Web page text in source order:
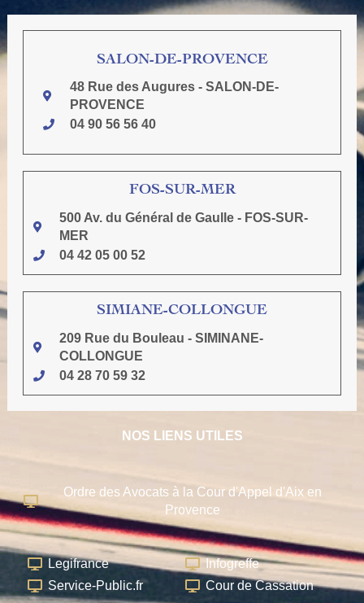
SALON-DE-PROVENCE
48 Rue des Augures - SALON-DE-
PROVENCE
04 90 56 56 40
FOS-SUR-MER
500 Av. du Général de Gaulle - FOS-SUR-
MER
04 42 05 00 52
SIMIANE-COLLONGUE
209 Rue du Bouleau - SIMINANE-
COLLONGUE
04 28 70 59 32
NOS LIENS UTILES
Ordre des Avocats à la Cour d'Appel d'Aix en
Provence
Legifrance
Service-Public.fr
Infogreffe
Cour de Cassation